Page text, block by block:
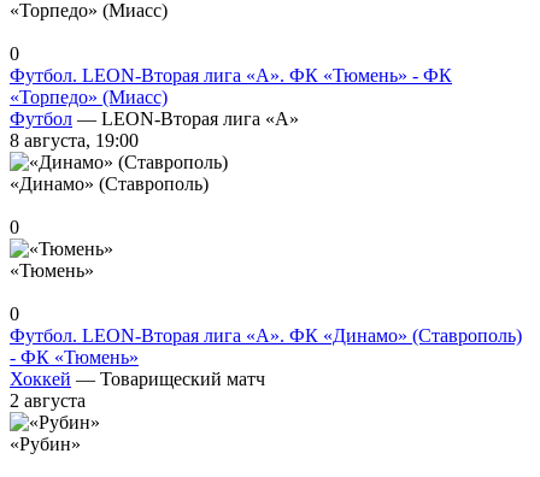
«Торпедо» (Миасс)
0
Футбол. LEON-Вторая лига «А». ФК «Тюмень» - ФК
«Торпедо» (Миасс)
Футбол — LEON-Вторая лига «А»
8 августа, 19:00
«Динамо» (Ставрополь)
0
«Тюмень»
0
Футбол. LEON-Вторая лига «А». ФК «Динамо» (Ставрополь)
- ФК «Тюмень»
Хоккей — Товарищеский матч
2 августа
«Рубин»